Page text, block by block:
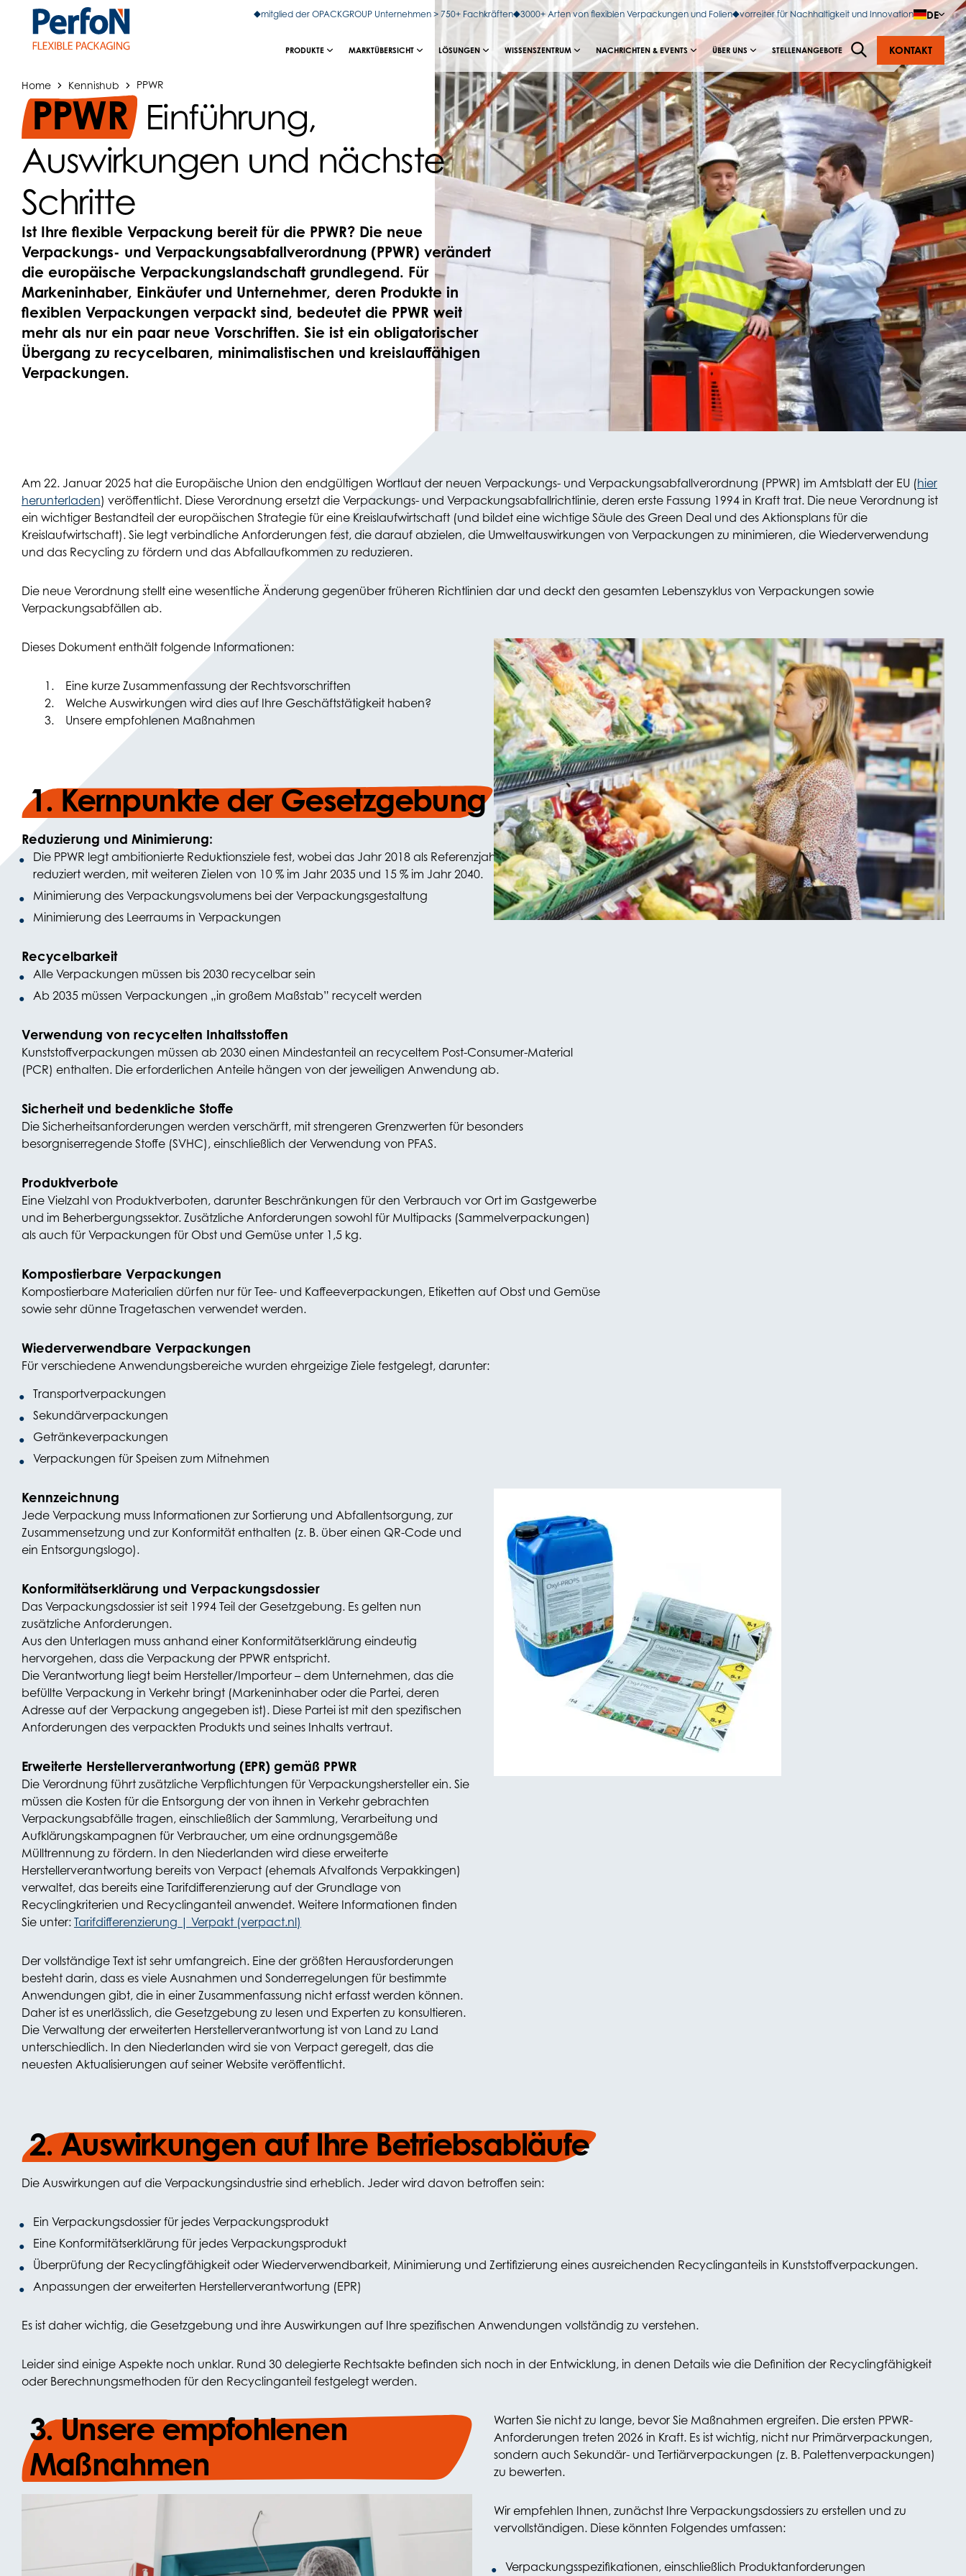
mitglied der OPACKGROUP Unternehmen > 750+ Fachkräften 3000+ Arten von flexiblen Verpackungen und Folien vorreiter für Nachhaltigkeit und Innovation DE
PRODUKTE MARKTÜBERSICHT LÖSUNGEN WISSENSZENTRUM NACHRICHTEN & EVENTS ÜBER UNS STELLENANGEBOTE KONTAKT
Home Kennishub PPWR
PPWR Einführung,
Auswirkungen und nächste
Schritte
Ist Ihre flexible Verpackung bereit für die PPWR? Die neue
Verpackungs- und Verpackungsabfallverordnung (PPWR) verändert
die europäische Verpackungslandschaft grundlegend. Für
Markeninhaber, Einkäufer und Unternehmer, deren Produkte in
flexiblen Verpackungen verpackt sind, bedeutet die PPWR weit
mehr als nur ein paar neue Vorschriften. Sie ist ein obligatorischer
Übergang zu recycelbaren, minimalistischen und kreislauffähigen
Verpackungen.
Am 22. Januar 2025 hat die Europäische Union den endgültigen Wortlaut der neuen Verpackungs- und Verpackungsabfallverordnung (PPWR) im Amtsblatt der EU (hier
herunterladen) veröffentlicht. Diese Verordnung ersetzt die Verpackungs- und Verpackungsabfallrichtlinie, deren erste Fassung 1994 in Kraft trat. Die neue Verordnung ist
ein wichtiger Bestandteil der europäischen Strategie für eine Kreislaufwirtschaft (und bildet eine wichtige Säule des Green Deal und des Aktionsplans für die
Kreislaufwirtschaft). Sie legt verbindliche Anforderungen fest, die darauf abzielen, die Umweltauswirkungen von Verpackungen zu minimieren, die Wiederverwendung
und das Recycling zu fördern und das Abfallaufkommen zu reduzieren.
Die neue Verordnung stellt eine wesentliche Änderung gegenüber früheren Richtlinien dar und deckt den gesamten Lebenszyklus von Verpackungen sowie
Verpackungsabfällen ab.
Dieses Dokument enthält folgende Informationen:
1. Eine kurze Zusammenfassung der Rechtsvorschriften
2. Welche Auswirkungen wird dies auf Ihre Geschäftstätigkeit haben?
3. Unsere empfohlenen Maßnahmen
1. Kernpunkte der Gesetzgebung
Reduzierung und Minimierung:
Die PPWR legt ambitionierte Reduktionsziele fest, wobei das Jahr 2018 als Referenzjahr dient. Bis 2030 muss die Menge an Verpackungsabfällen pro Kopf um 5 %
reduziert werden, mit weiteren Zielen von 10 % im Jahr 2035 und 15 % im Jahr 2040.
Minimierung des Verpackungsvolumens bei der Verpackungsgestaltung
Minimierung des Leerraums in Verpackungen
Recycelbarkeit
Alle Verpackungen müssen bis 2030 recycelbar sein
Ab 2035 müssen Verpackungen „in großem Maßstab” recycelt werden
Verwendung von recycelten Inhaltsstoffen
Kunststoffverpackungen müssen ab 2030 einen Mindestanteil an recyceltem Post-Consumer-Material
(PCR) enthalten. Die erforderlichen Anteile hängen von der jeweiligen Anwendung ab.
Sicherheit und bedenkliche Stoffe
Die Sicherheitsanforderungen werden verschärft, mit strengeren Grenzwerten für besonders
besorgniserregende Stoffe (SVHC), einschließlich der Verwendung von PFAS.
Produktverbote
Eine Vielzahl von Produktverboten, darunter Beschränkungen für den Verbrauch vor Ort im Gastgewerbe
und im Beherbergungssektor. Zusätzliche Anforderungen sowohl für Multipacks (Sammelverpackungen)
als auch für Verpackungen für Obst und Gemüse unter 1,5 kg.
Kompostierbare Verpackungen
Kompostierbare Materialien dürfen nur für Tee- und Kaffeeverpackungen, Etiketten auf Obst und Gemüse
sowie sehr dünne Tragetaschen verwendet werden.
Wiederverwendbare Verpackungen
Für verschiedene Anwendungsbereiche wurden ehrgeizige Ziele festgelegt, darunter:
Transportverpackungen
Sekundärverpackungen
Getränkeverpackungen
Verpackungen für Speisen zum Mitnehmen
Kennzeichnung
Jede Verpackung muss Informationen zur Sortierung und Abfallentsorgung, zur
Zusammensetzung und zur Konformität enthalten (z. B. über einen QR-Code und
ein Entsorgungslogo).
Konformitätserklärung und Verpackungsdossier
Das Verpackungsdossier ist seit 1994 Teil der Gesetzgebung. Es gelten nun
zusätzliche Anforderungen.
Aus den Unterlagen muss anhand einer Konformitätserklärung eindeutig
hervorgehen, dass die Verpackung der PPWR entspricht.
Die Verantwortung liegt beim Hersteller/Importeur – dem Unternehmen, das die
befüllte Verpackung in Verkehr bringt (Markeninhaber oder die Partei, deren
Adresse auf der Verpackung angegeben ist). Diese Partei ist mit den spezifischen
Anforderungen des verpackten Produkts und seines Inhalts vertraut.
Erweiterte Herstellerverantwortung (EPR) gemäß PPWR
Die Verordnung führt zusätzliche Verpflichtungen für Verpackungshersteller ein. Sie
müssen die Kosten für die Entsorgung der von ihnen in Verkehr gebrachten
Verpackungsabfälle tragen, einschließlich der Sammlung, Verarbeitung und
Aufklärungskampagnen für Verbraucher, um eine ordnungsgemäße
Mülltrennung zu fördern. In den Niederlanden wird diese erweiterte
Herstellerverantwortung bereits von Verpact (ehemals Afvalfonds Verpakkingen)
verwaltet, das bereits eine Tarifdifferenzierung auf der Grundlage von
Recyclingkriterien und Recyclinganteil anwendet. Weitere Informationen finden
Sie unter: Tarifdifferenzierung | Verpakt (verpact.nl)
Der vollständige Text ist sehr umfangreich. Eine der größten Herausforderungen
besteht darin, dass es viele Ausnahmen und Sonderregelungen für bestimmte
Anwendungen gibt, die in einer Zusammenfassung nicht erfasst werden können.
Daher ist es unerlässlich, die Gesetzgebung zu lesen und Experten zu konsultieren.
Die Verwaltung der erweiterten Herstellerverantwortung ist von Land zu Land
unterschiedlich. In den Niederlanden wird sie von Verpact geregelt, das die
neuesten Aktualisierungen auf seiner Website veröffentlicht.
2. Auswirkungen auf Ihre Betriebsabläufe
Die Auswirkungen auf die Verpackungsindustrie sind erheblich. Jeder wird davon betroffen sein:
Ein Verpackungsdossier für jedes Verpackungsprodukt
Eine Konformitätserklärung für jedes Verpackungsprodukt
Überprüfung der Recyclingfähigkeit oder Wiederverwendbarkeit, Minimierung und Zertifizierung eines ausreichenden Recyclinganteils in Kunststoffverpackungen.
Anpassungen der erweiterten Herstellerverantwortung (EPR)
Es ist daher wichtig, die Gesetzgebung und ihre Auswirkungen auf Ihre spezifischen Anwendungen vollständig zu verstehen.
Leider sind einige Aspekte noch unklar. Rund 30 delegierte Rechtsakte befinden sich noch in der Entwicklung, in denen Details wie die Definition der Recyclingfähigkeit
oder Berechnungsmethoden für den Recyclinganteil festgelegt werden.
3. Unsere empfohlenen
Maßnahmen
Warten Sie nicht zu lange, bevor Sie Maßnahmen ergreifen. Die ersten PPWR-
Anforderungen treten 2026 in Kraft. Es ist wichtig, nicht nur Primärverpackungen,
sondern auch Sekundär- und Tertiärverpackungen (z. B. Palettenverpackungen)
zu bewerten.
Wir empfehlen Ihnen, zunächst Ihre Verpackungsdossiers zu erstellen und zu
vervollständigen. Diese könnten Folgendes umfassen:
Verpackungsspezifikationen, einschließlich Produktanforderungen